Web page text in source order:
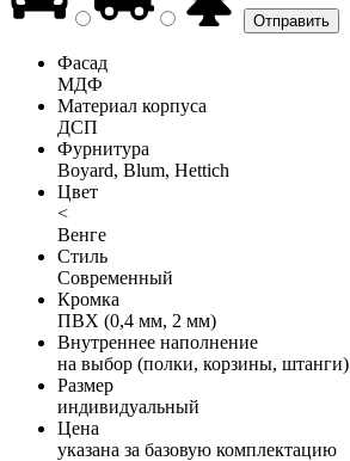
Фасад
МДФ
Материал корпуса
ДСП
Фурнитура
Boyard, Blum, Hettich
Цвет
<
Венге
Стиль
Современный
Кромка
ПВХ (0,4 мм, 2 мм)
Внутреннее наполнение
на выбор (полки, корзины, штанги)
Размер
индивидуальный
Цена
указана за базовую комплектацию